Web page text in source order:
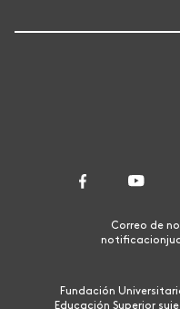
Correo de
Fundación
Educación Superior